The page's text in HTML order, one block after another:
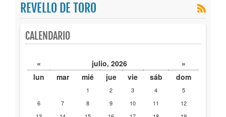
Publicaciones
Trámites
Newsletter
REVELLO DE TORO
CALENDARIO
« julio, 2026
»
lun
mar mié jue vie sáb dom
1 2 3 4
5
6
7 8 9 10 11
12